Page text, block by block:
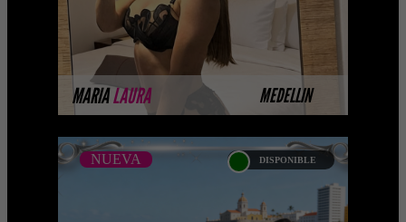
MARIALAURA MEDELLIN
MÁS INFORMACIÓN
NUEVA DISPONIBLE
NUEVA